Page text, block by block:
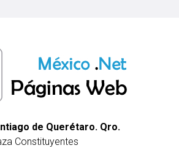
de Querétaro. Qro.
Constituyentes